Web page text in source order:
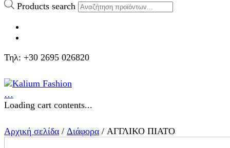
Products search
Τηλ: +30 2695 026820
…
Loading cart contents...
Αρχική σελίδα / Διάφορα / ΑΓΓΛΙΚΟ ΠΙΑΤΟ